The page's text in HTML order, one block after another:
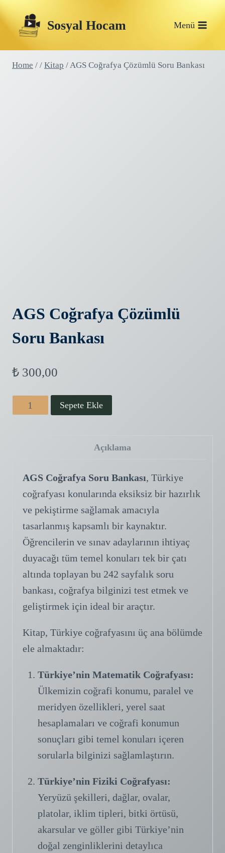
Skip
to
content
Sosyal Hocam Menü
Home / / Kitap /AGS Coğrafya Çözümlü Soru Bankası
AGS Coğrafya Çözümlü
Soru Bankası
₺ 300,00
AGS
adet
Sepete Ekle
Açıklama
AGS Coğrafya Soru Bankası, Türkiye
coğrafyası konularında eksiksiz bir hazırlık
ve pekiştirme sağlamak amacıyla
tasarlanmış kapsamlı bir kaynaktır.
Öğrencilerin ve sınav adaylarının ihtiyaç
duyacağı tüm temel konuları tek bir çatı
altında toplayan bu 242 sayfalık soru
bankası, coğrafya bilginizi test etmek ve
geliştirmek için ideal bir araçtır.
Kitap, Türkiye coğrafyasını üç ana bölümde
ele almaktadır:
Türkiye’nin Matematik Coğrafyası:
Ülkemizin coğrafi konumu, paralel ve
meridyen özellikleri, yerel saat
hesaplamaları ve coğrafi konumun
sonuçları gibi temel konuları içeren
sorularla bilginizi sağlamlaştırın.
Türkiye’nin Fiziki Coğrafyası:
Yeryüzü şekilleri, dağlar, ovalar,
platolar, iklim tipleri, bitki örtüsü,
akarsular ve göller gibi Türkiye’nin
doğal zenginliklerini detaylıca